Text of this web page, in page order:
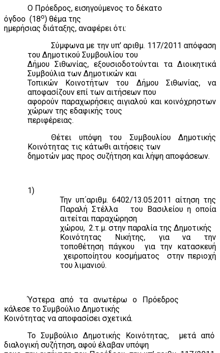
Ο Πρόεδρος, εισηγούμενος το δέκατο
όγδοο (18ο) θέμα της
ημερήσιας διάταξης, αναφέρει ότι:
Σύμφωνα με την υπ’ αριθμ. 117/2011 απόφαση
του Δημοτικού Συμβουλίου του
Δήμου Σιθωνίας, εξουσιοδοτούνται τα Διοικητικά
Συμβούλια των Δημοτικών και
Τοπικών Κοινοτήτων του Δήμου Σιθωνίας, να
αποφασίζουν επί των αιτήσεων που
αφορούν παραχωρήσεις αιγιαλού και κοινόχρηστων
χώρων της εδαφικής τους
περιφέρειας.
Θέτει υπόψη του Συμβουλίου Δημοτικής
Κοινότητας τις κάτωθι αιτήσεις των
δημοτών μας προς συζήτηση και λήψη αποφάσεων.
1)
Την υπ΄αριθμ. 6402/13.05.2011 αίτηση της
Παραλή Στέλλα
του Βασιλείου η οποία
αιτείται παραχώρηση
χώρου, 2.τ.μ. στην παραλία της Δημοτικής
Κοινότητας Νικήτης, για να την
τοποθέτηση πάγκου
για την κατασκευή
χειροποίητου κοσμήματος
στην περιοχή
του λιμανιού.
Ύστερα από τα ανωτέρω ο Πρόεδρος
κάλεσε το Συμβούλιο Δημοτικής
Κοινότητας να αποφασίσει σχετικά.
Το Συμβούλιο Δημοτικής Κοινότητας,
μετά από
διαλογική συζήτηση, αφού έλαβαν υπόψη